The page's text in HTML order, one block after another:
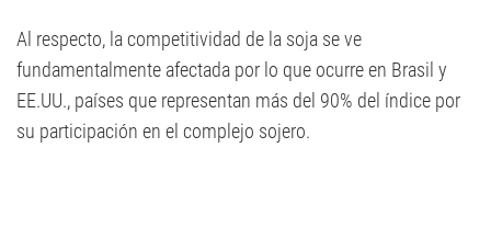
Al respecto, la competitividad de la soja se ve
fundamentalmente afectada por lo que ocurre en Brasil y
EE.UU., países que representan más del 90% del índice por
su participación en el complejo sojero.